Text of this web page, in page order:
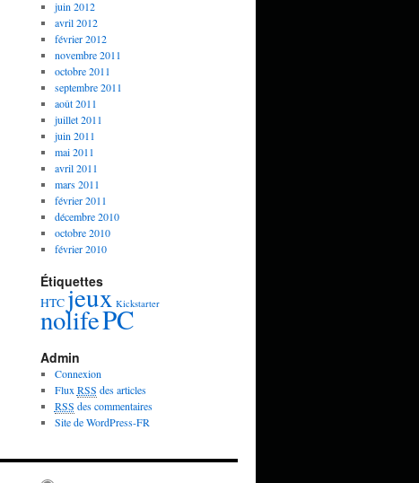
juin 2012
avril 2012
février 2012
novembre 2011
octobre 2011
septembre 2011
août 2011
juillet 2011
juin 2011
mai 2011
avril 2011
mars 2011
février 2011
décembre 2010
octobre 2010
février 2010
Étiquettes
HTCjeux Kickstarter
nolifePC
Admin
Connexion
Flux RSS des articles
RSS des commentaires
Site de WordPress-FR